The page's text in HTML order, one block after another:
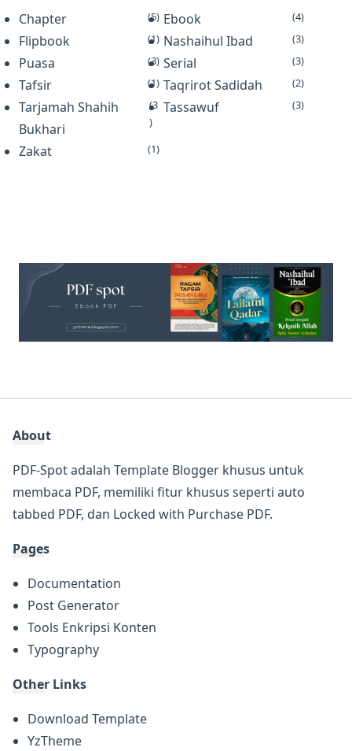
seorang ustadz dan penulis asal
Indonesia. Buku ini mengisahk…
Chapter (5) Ebook (4)
Flipbook (1) Nashaihul Ibad (3)
Puasa (3) Serial (3)
Tafsir (1) Taqrirot Sadidah (2)
Tarjamah Shahih
Bukhari
(3
)
Tassawuf (3)
Zakat (1)
About
PDF-Spot adalah Template Blogger khusus untuk
membaca PDF, memiliki fitur khusus seperti auto
tabbed PDF, dan Locked with Purchase PDF.
Pages
Documentation
Post Generator
Tools Enkripsi Konten
Typography
Other Links
Download Template
YzTheme